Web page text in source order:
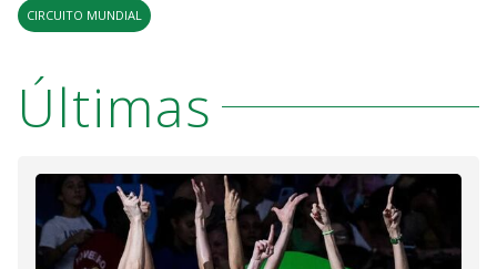
CIRCUITO MUNDIAL
Últimas